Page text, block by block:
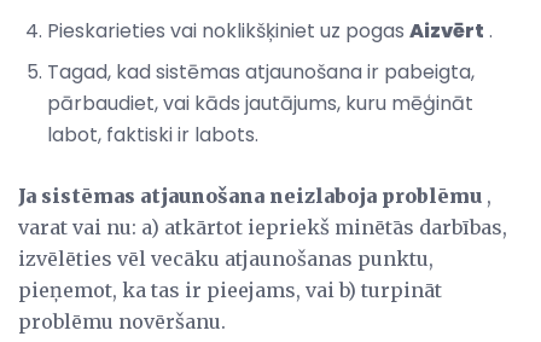
Pieskarieties vai noklikšķiniet uz pogas Aizvērt .
Tagad, kad sistēmas atjaunošana ir pabeigta,
pārbaudiet, vai kāds jautājums, kuru mēģināt
labot, faktiski ir labots.
Ja sistēmas atjaunošana neizlaboja problēmu ,
varat vai nu: a) atkārtot iepriekš minētās darbības,
izvēlēties vēl vecāku atjaunošanas punktu,
pieņemot, ka tas ir pieejams, vai b) turpināt
problēmu novēršanu.